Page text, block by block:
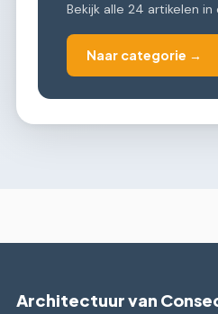
Bekijk alle 24 artikelen
Naar categorie →
Architectuur van